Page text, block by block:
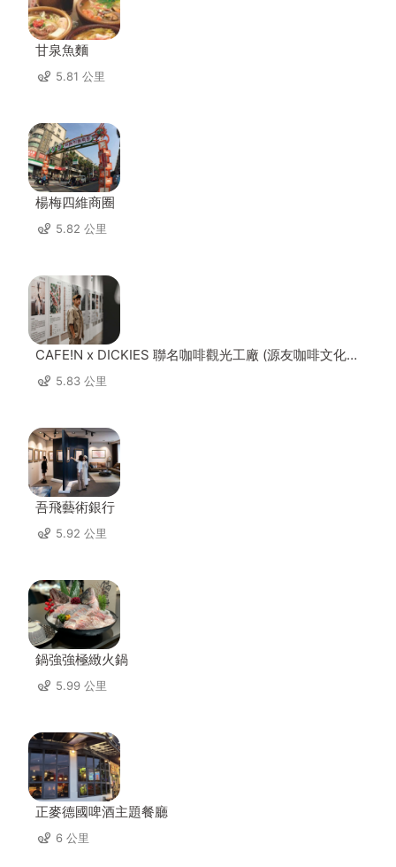
甘泉魚麵
5.81 公里
楊梅四維商圈
5.82 公里
CAFE!N x DICKIES 聯名咖啡觀光工廠 (源友咖啡文化園
區) 5.83 公里
吾飛藝術銀行
5.92 公里
鍋強強極緻火鍋
5.99 公里
正麥德國啤酒主題餐廳
6 公里